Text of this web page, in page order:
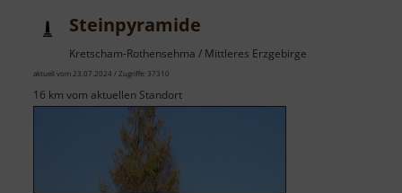
Steinpyramide
Kretscham-Rothensehma / Mittleres Erzgebirge
aktuell vom 23.07.2024 / Zugriffe: 37310
16 km vom aktuellen Standort